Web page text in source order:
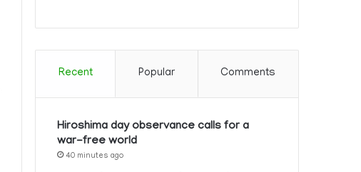
Recent Popular Comments
Hiroshima day observance calls for a
war-free world
40 minutes ago